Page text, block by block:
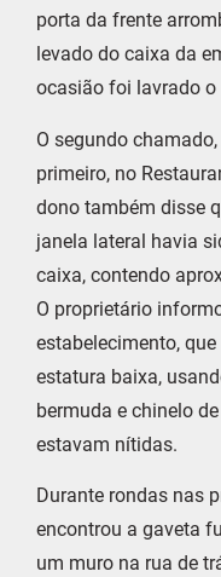
porta da frente
levado do caixa da
ocasião foi lavrado o
O segundo
primeiro, no
dono também disse
janela lateral havia
caixa, contendo
O proprietário
estabelecimento,
estatura baixa,
bermuda e chinelo
estavam nítidas.
Durante rondas nas
encontrou a gaveta
um muro na rua de